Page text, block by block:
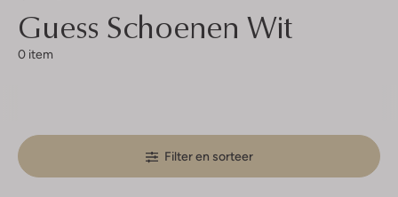
Guess Schoenen Wit
0 item
Filter en sorteer